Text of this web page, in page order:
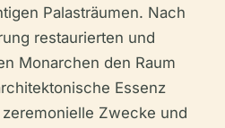
Palasträumen. Nach
restaurierten und
Monarchen den Raum
Essenz
Zwecke und